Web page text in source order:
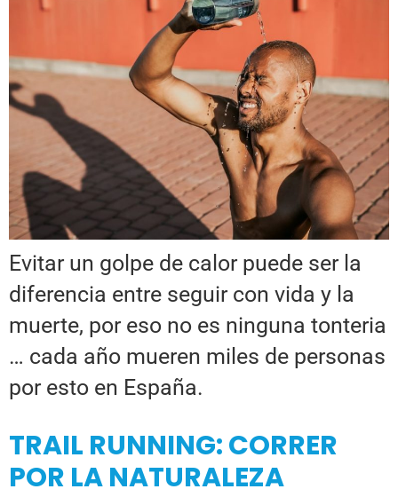
Evitar un golpe de calor puede ser la
diferencia entre seguir con vida y la
muerte, por eso no es ninguna tonteria
… cada año mueren miles de personas
por esto en España.
TRAIL RUNNING: CORRER
POR LA NATURALEZA